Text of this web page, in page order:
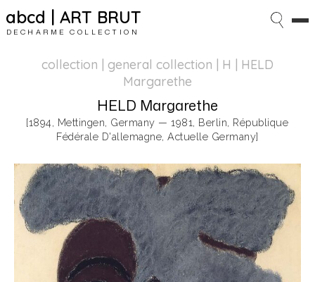
abcd | ART BRUT
DECHARME COLLECTION
collection | general collection | H | HELD
Margarethe
HELD Margarethe
[1894, Mettingen, Germany — 1981, Berlin, République
Fédérale D'allemagne, Actuelle Germany]